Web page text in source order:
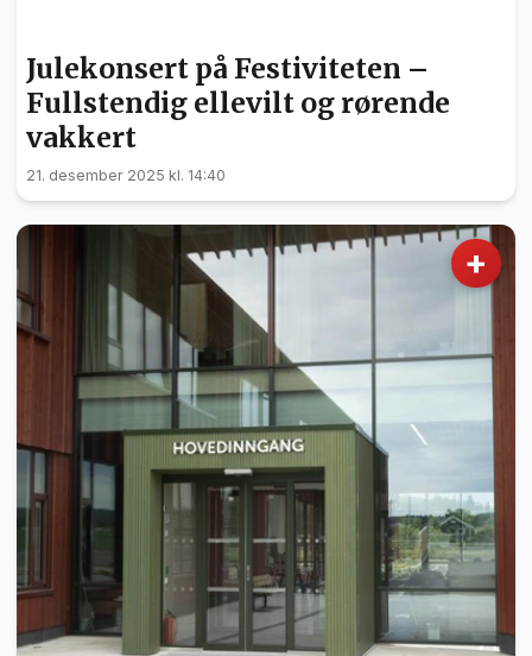
Julekonsert på Festiviteten –
Fullstendig ellevilt og rørende
vakkert
21. desember 2025 kl. 14:40
+